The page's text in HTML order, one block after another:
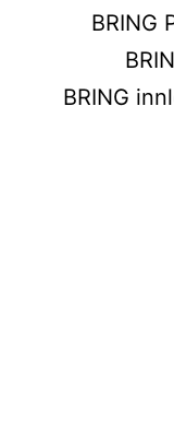
BRING
BRING